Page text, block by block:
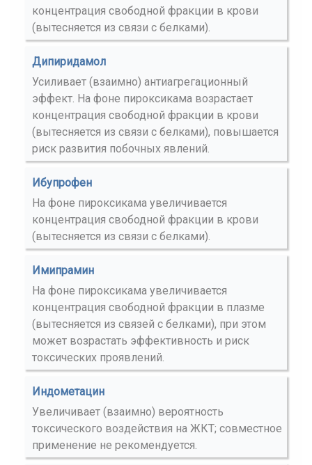
концентрация свободной фракции в крови
(вытесняется из связи с белками).
Дипиридамол
Усиливает (взаимно) антиагрегационный
эффект. На фоне пироксикама возрастает
концентрация свободной фракции в крови
(вытесняется из связи с белками), повышается
риск развития побочных явлений.
Ибупрофен
На фоне пироксикама увеличивается
концентрация свободной фракции в крови
(вытесняется из связи с белками).
Имипрамин
На фоне пироксикама увеличивается
концентрация свободной фракции в плазме
(вытесняется из связей с белками), при этом
может возрастать эффективность и риск
токсических проявлений.
Индометацин
Увеличивает (взаимно) вероятность
токсического воздействия на ЖКТ; совместное
применение не рекомендуется.